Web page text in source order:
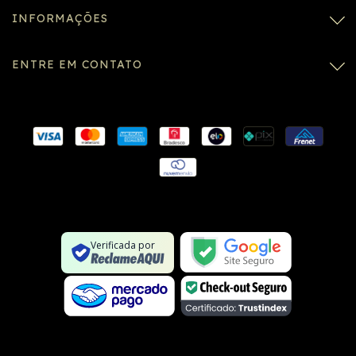
INFORMAÇÕES
ENTRE EM CONTATO
Verificada por
Não é um site na lista negra
Google Safe Browsing